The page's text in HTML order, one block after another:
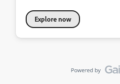
Explore now